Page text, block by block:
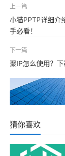
上一篇
小猫PPTP详细介
手必看！
下一篇
聚IP怎么使用？
猜你喜欢